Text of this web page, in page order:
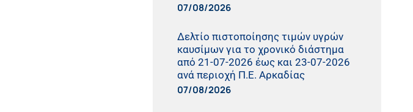
07/08/2026
Δελτίο πιστοποίησης τιμών υγρών
καυσίμων για το χρονικό διάστημα
από 21-07-2026 έως και 23-07-2026
ανά περιοχή Π.Ε. Αρκαδίας
07/08/2026